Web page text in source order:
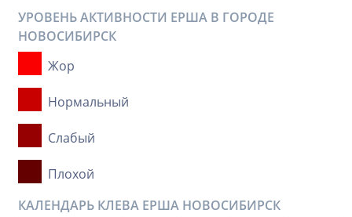
УРОВЕНЬ АКТИВНОСТИ ЕРША В ГОРОДЕ
НОВОСИБИРСК
Жор
Нормальный
Слабый
Плохой
КАЛЕНДАРЬ КЛЕВА ЕРША НОВОСИБИРСК